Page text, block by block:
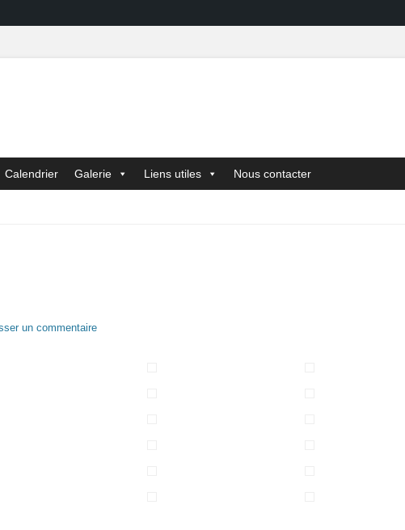
Calendrier Galerie Liens utiles Nous contacter
un commentaire